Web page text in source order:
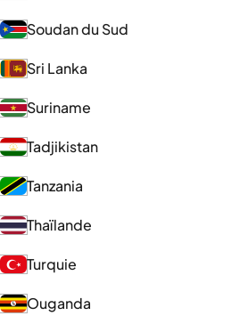
Soudan du Sud
Sri Lanka
Suriname
Tadjikistan
Tanzania
Thaïlande
Turquie
Ouganda